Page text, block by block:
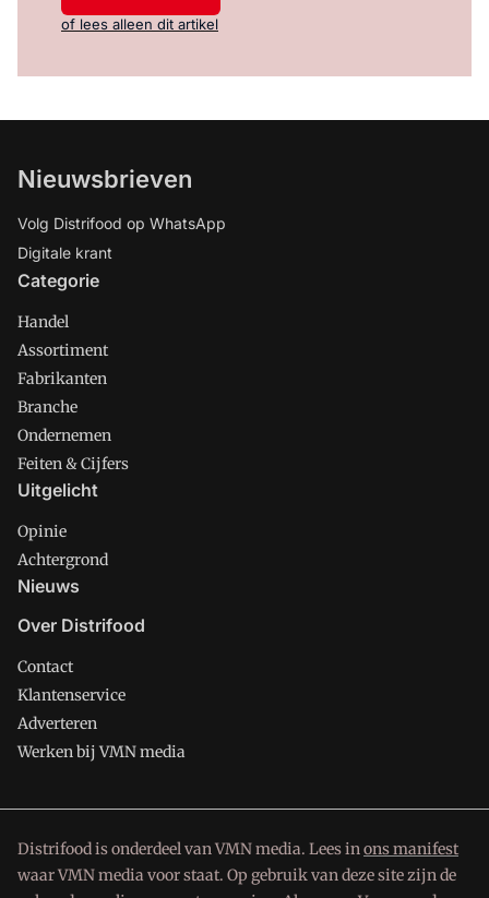
of lees alleen dit artikel
Nieuwsbrieven
Volg Distrifood op WhatsApp
Digitale krant
Categorie
Handel
Assortiment
Fabrikanten
Branche
Ondernemen
Feiten & Cijfers
Uitgelicht
Opinie
Achtergrond
Nieuws
Over Distrifood
Contact
Klantenservice
Adverteren
Werken bij VMN media
Distrifood is onderdeel van VMN media. Lees inons manifest
waar VMN media voor staat. Op gebruik van deze site zijn de